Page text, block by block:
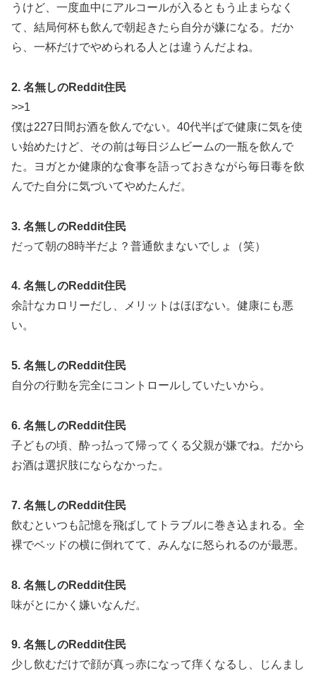
うけど、一度血中にアルコールが入るともう止まらなく
て、結局何杯も飲んで朝起きたら自分が嫌になる。だか
ら、一杯だけでやめられる人とは違うんだよね。
2. 名無しのReddit住民
>>1
僕は227日間お酒を飲んでない。40代半ばで健康に気を使
い始めたけど、その前は毎日ジムビームの一瓶を飲んで
た。ヨガとか健康的な食事を語っておきながら毎日毒を飲
んでた自分に気づいてやめたんだ。
3. 名無しのReddit住民
だって朝の8時半だよ？普通飲まないでしょ（笑）
4. 名無しのReddit住民
余計なカロリーだし、メリットはほぼない。健康にも悪
い。
5. 名無しのReddit住民
自分の行動を完全にコントロールしていたいから。
6. 名無しのReddit住民
子どもの頃、酔っ払って帰ってくる父親が嫌でね。だから
お酒は選択肢にならなかった。
7. 名無しのReddit住民
飲むといつも記憶を飛ばしてトラブルに巻き込まれる。全
裸でベッドの横に倒れてて、みんなに怒られるのが最悪。
8. 名無しのReddit住民
味がとにかく嫌いなんだ。
9. 名無しのReddit住民
少し飲むだけで顔が真っ赤になって痒くなるし、じんまし